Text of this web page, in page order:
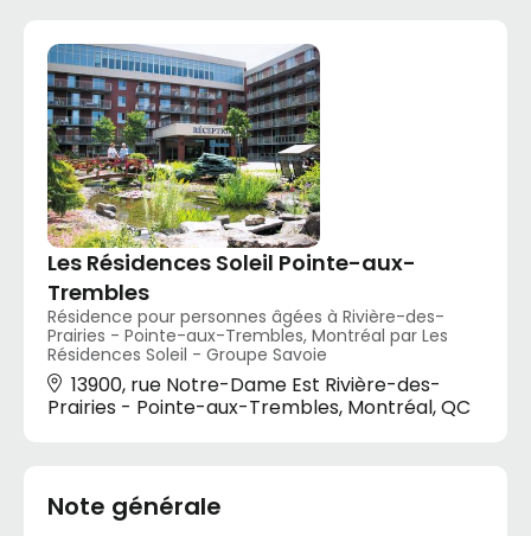
Les Résidences Soleil Pointe-aux-
Trembles
Résidence pour personnes âgées à Rivière-des-
Prairies - Pointe-aux-Trembles, Montréal par Les
Résidences Soleil - Groupe Savoie
13900, rue Notre-Dame Est Rivière-des-
Prairies - Pointe-aux-Trembles, Montréal, QC
Note générale